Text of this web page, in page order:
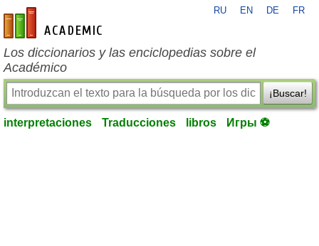
es-academic.com
RU EN DE FR
Los diccionarios y las enciclopedias sobre el
Académico
¡Buscar!
interpretaciones Traducciones libros Игры ⚽